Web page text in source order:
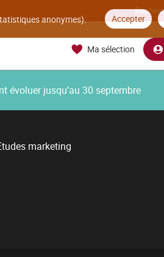
anonymes). Accepter
Ma sélection
évoluer jusqu’au 30 septembre
marketing